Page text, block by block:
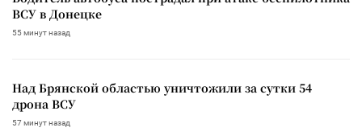
ВСУ в Донецке
55 минут назад
Над Брянской областью уничтожили за сутки 54
дрона ВСУ
57 минут назад